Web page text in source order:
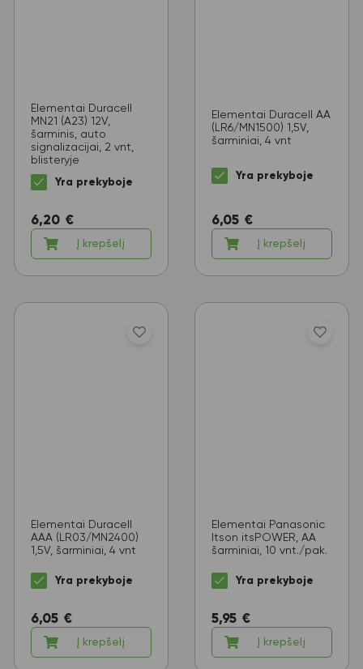
Elementai Duracell
MN21 (A23) 12V,
šarminis, auto
signalizacijai, 2 vnt,
blisteryje
Yra prekyboje
6,20 €
Į krepšelį
Elementai Duracell AA
(LR6/MN1500) 1,5V,
šarminiai, 4 vnt
Yra prekyboje
6,05 €
Į krepšelį
Elementai Duracell
AAA (LR03/MN2400)
1,5V, šarminiai, 4 vnt
Yra prekyboje
6,05 €
Į krepšelį
Elementai Panasonic
Itson itsPOWER, AA
šarminiai, 10 vnt./pak.
Yra prekyboje
5,95 €
Į krepšelį